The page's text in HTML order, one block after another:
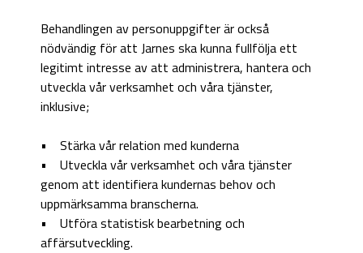
Behandlingen av personuppgifter är också
nödvändig för att Jarnes ska kunna fullfölja ett
legitimt intresse av att administrera, hantera och
utveckla vår verksamhet och våra tjänster,
inklusive;
• Stärka vår relation med kunderna
• Utveckla vår verksamhet och våra tjänster
genom att identifiera kundernas behov och
uppmärksamma branscherna.
• Utföra statistisk bearbetning och
affärsutveckling.